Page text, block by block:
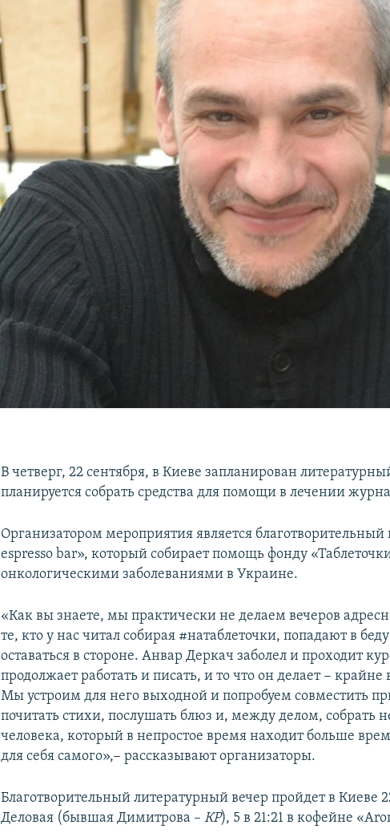
В четверг, 22 сентября, в Киеве запланирован
планируется собрать средства для помощи в лечении
Организатором мероприятия является благотворительный
espresso bar», который собирает помощь фонду
онкологическими заболеваниями в Украине.
«Как вы знаете, мы практически не делаем вечеров
те, кто у нас читал собирая #натаблеточки, попадают в
оставаться в стороне. Анвар Деркач заболел и проходит
продолжает работать и писать, и то что он делает − крайне
Мы устроим для него выходной и попробуем совместить
почитать стихи, послушать блюз и, между делом, собрать
человека, который в непростое время находит больше
для себя самого»,− рассказывают организаторы.
Благотворительный литературный вечер пройдет в Киеве
Деловая (бывшая Димитрова –КР), 5 в 21:21 в кофейне